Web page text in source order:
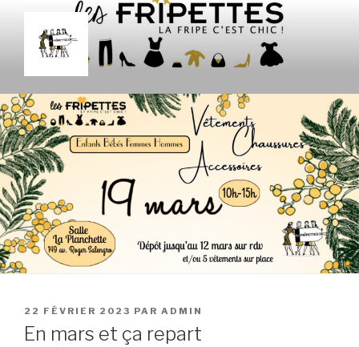
contenu
LES FRIPETTES
PUBLIÉ
LE
22 FÉVRIER 2023 PAR ADMIN
En mars et ça repart